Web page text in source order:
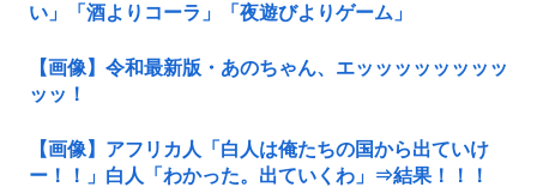
い」「酒よりコーラ」「夜遊びよりゲーム」
【画像】令和最新版・あのちゃん、エッッッッッッッッ
ッッ！
【画像】アフリカ人「白人は俺たちの国から出ていけ
ー！！」白人「わかった。出ていくわ」⇒結果！！！